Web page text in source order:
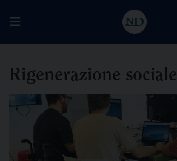
Rigenerazione sociale